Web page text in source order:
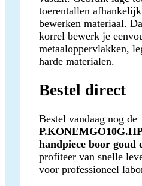
toerentallen
bewerken materiaal.
korrel bewerk je
metaaloppervlakken,
harde materialen.
Bestel direct
Bestel vandaag nog de
handpiece boor goud
profiteer van snelle
voor professioneel